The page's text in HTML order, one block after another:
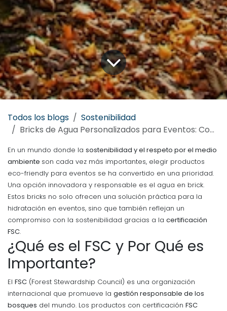
Todos los blogs
Sostenibilidad
Bricks de Agua Personalizados para Eventos: Compromiso con la Sostenibilidad
En un mundo donde la sostenibilidad y el respeto por el medio
ambiente son cada vez más importantes, elegir productos
eco-friendly para eventos se ha convertido en una prioridad.
Una opción innovadora y responsable es el agua en brick.
Estos bricks no solo ofrecen una solución práctica para la
hidratación en eventos, sino que también reflejan un
compromiso con la sostenibilidad gracias a la certificación
FSC.
¿Qué es el FSC y Por Qué es
Importante?
El FSC (Forest Stewardship Council) es una organización
internacional que promueve la gestión responsable de los
bosques del mundo. Los productos con certificación FSC